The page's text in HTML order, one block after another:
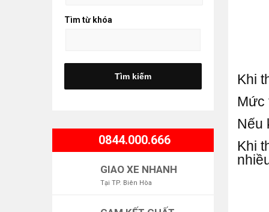
Khi
Mức
Nếu
Khi
Tìm từ khóa
0844.000.666
GIAO XE NHANH
Tại TP. Biên Hòa